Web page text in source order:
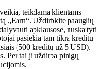
teikdama klientams
„Earn“. Uždirbkite paauglių
apklausose, nuskaityti
pasiekia tam tikrą kreditų
(500 kreditų už 5 USD).
Per tai ji uždirba pinigų